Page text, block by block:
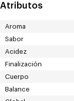
Atributos
Aroma
Sabor
Acidez
Finalización
Cuerpo
Balance